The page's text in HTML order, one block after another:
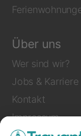
Über uns
Wer sind wir?
Jobs & Karriere
Kontakt
Impressum